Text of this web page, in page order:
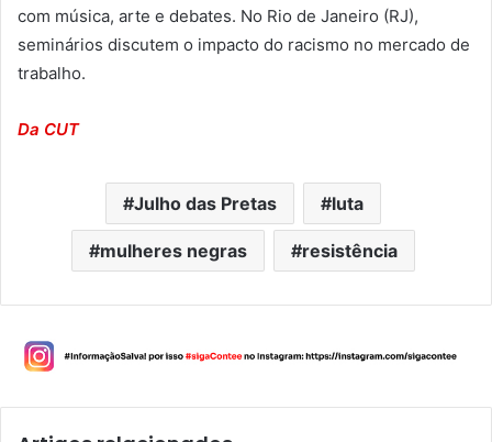
com música, arte e debates. No Rio de Janeiro (RJ),
seminários discutem o impacto do racismo no mercado de
trabalho.
Da CUT
Julho das Pretas luta
mulheres negras resistência